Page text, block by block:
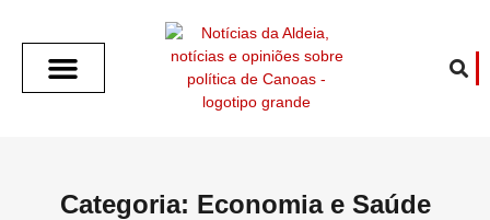
Categoria: Economia e Saúde